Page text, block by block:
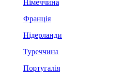
Німеччина
Франція
Нідерланди
Туреччина
Португалія